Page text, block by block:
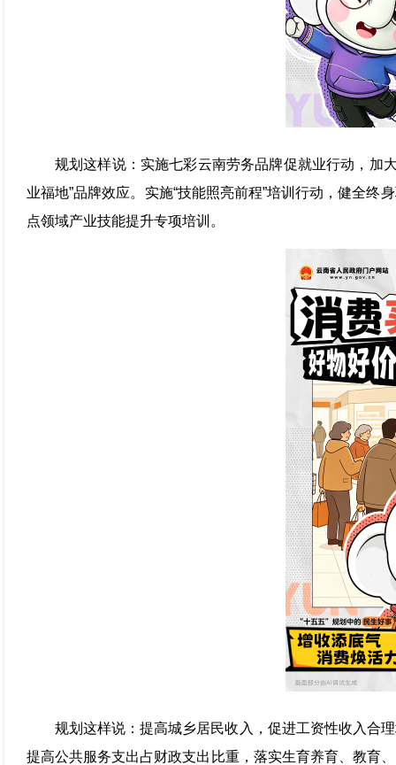
规划这样说：实施七彩云南劳务品牌促就业行动，加
业福地”品牌效应。实施“技能照亮前程”培训行动，健全
点领域产业技能提升专项培训。
规划这样说：提高城乡居民收入，促进工资性收入合
提高公共服务支出占财政支出比重，落实生育养育、教育